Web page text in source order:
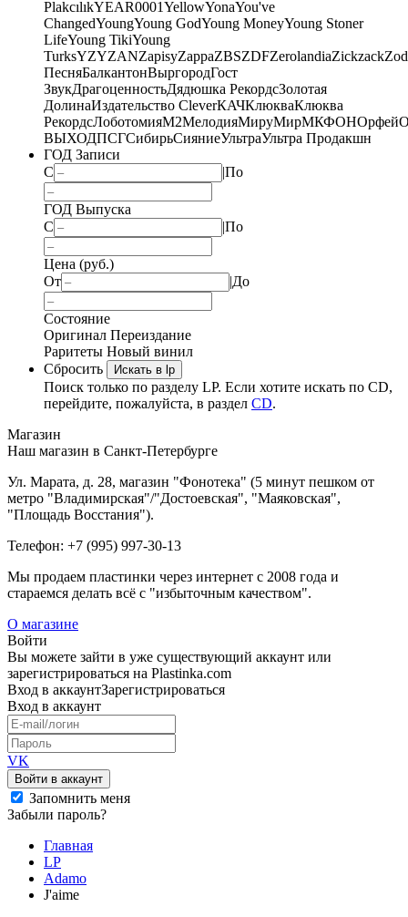
PlakcılıkYEAR0001YellowYonaYou've
ChangedYoungYoung GodYoung MoneyYoung Stoner
LifeYoung TikiYoung
TurksYZYZANZapisyZappaZBSZDFZerolandiaZickzack
ПесняБалкантонВыргородГост
ЗвукДрагоценностьДядюшка РекордсЗолотая
ДолинаИздательство CleverКАЧКлюкваКлюква
РекордсЛоботомияМ2МелодияМируМирМКФОНОрфей
ВЫХОДПСГСибирьСияниеУльтраУльтра Продакшн
ГОД Записи
С
|По
ГОД Выпуска
С
|По
Цена (руб.)
От
|До
Состояние
Оригинал Переиздание
Раритеты Новый винил
Сбросить
Искать в lp
Поиск только по разделу LP. Если хотите искать по CD,
перейдите, пожалуйста, в раздел CD.
Магазин
Наш магазин в Санкт-Петербурге
Ул. Марата, д. 28, магазин "Фонотека" (5 минут пешком от
метро "Владимирская"/"Достоевская", "Маяковская",
"Площадь Восстания").
Телефон: +7 (995) 997-30-13
Мы продаем пластинки через интернет c 2008 года и
стараемся делать всё с "избыточным качеством".
О магазине
Войти
Вы можете зайти в уже существующий аккаунт или
зарегистрироваться на Plastinka.com
Вход в аккаунтЗарегистрироваться
Вход в аккаунт
VK
Войти в аккаунт
Запомнить меня
Забыли пароль?
Главная
LP
Adamo
J'aime